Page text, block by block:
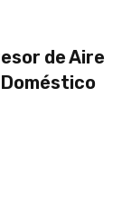
de Aire